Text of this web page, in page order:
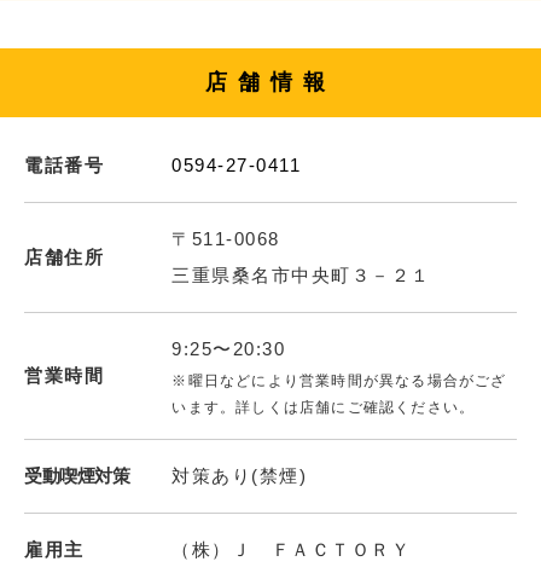
店舗情報
電話番号 0594-27-0411
店舗住所
〒511-0068
三重県桑名市中央町３－２１
営業時間
9:25〜20:30
※曜日などにより営業時間が異なる場合がござ
います。詳しくは店舗にご確認ください。
受動喫煙対策 対策あり(禁煙)
雇用主 （株）Ｊ ＦＡＣＴＯＲＹ